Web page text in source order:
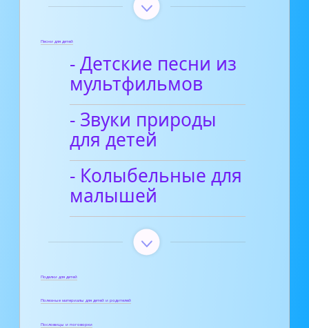
Песни для детей
- Детские песни из
мультфильмов
- Звуки природы
для детей
- Колыбельные для
малышей
Поделки для детей
Полезные материалы для детей и родителей
Пословицы и поговорки